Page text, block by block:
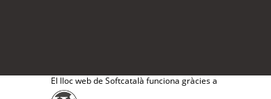
El lloc web de Softcatalà funciona gràcies a